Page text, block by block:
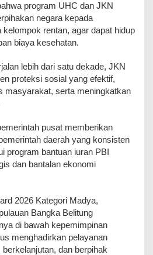
program UHC dan JKN
negara kepada
rentan, agar dapat hidup
biaya kesehatan.
lebih dari satu dekade, JKN
proteksi sosial yang efektif,
masyarakat, serta meningkatkan
pusat memberikan
daerah yang konsisten
program bantuan iuran PBI
dan bantalan ekonomi
2026 Kategori Madya,
Bangka Belitung
di bawah kepemimpinan
menghadirkan pelayanan
dan berpihak